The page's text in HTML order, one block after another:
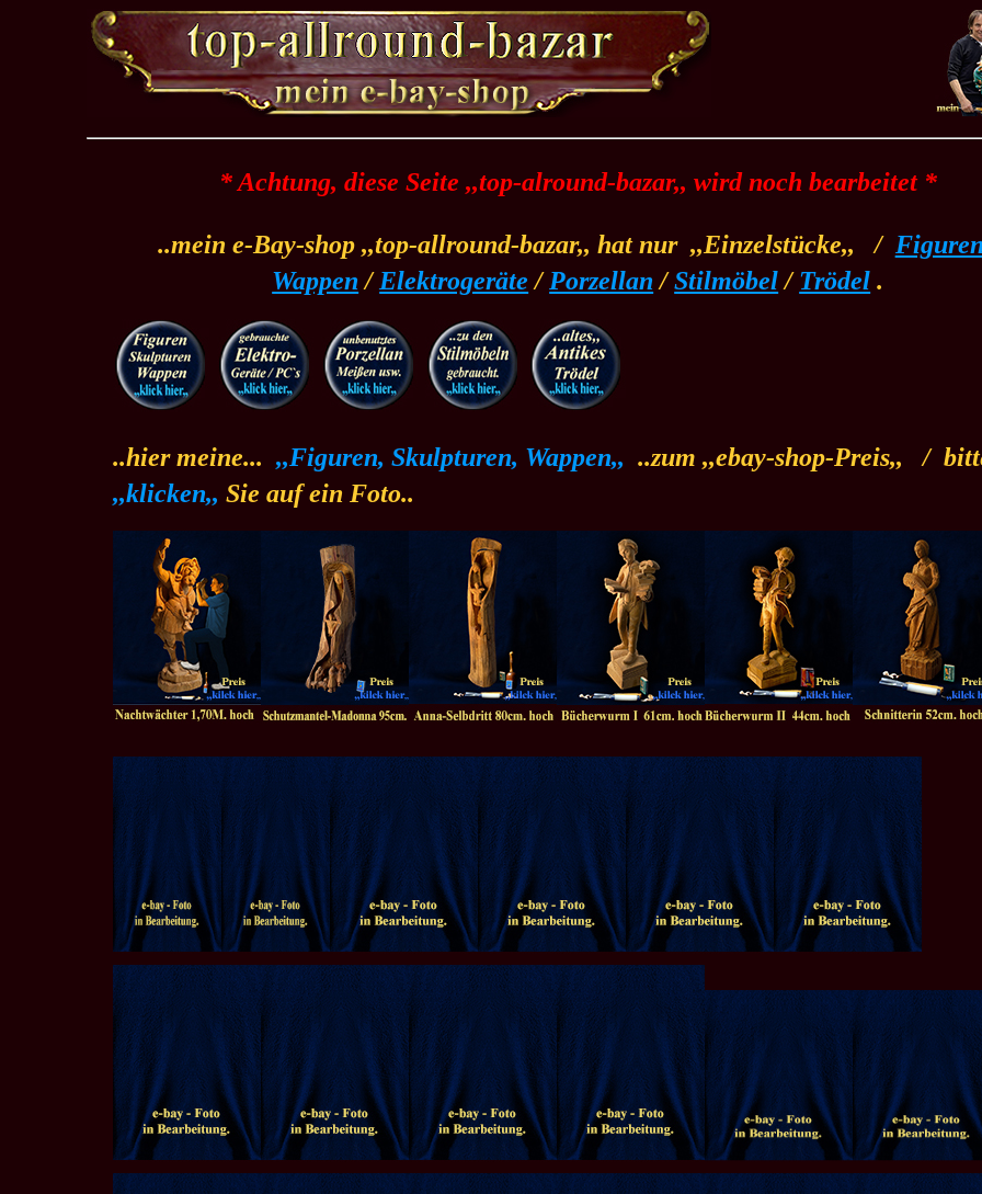
* Achtung, diese Seite ,,top-alround-bazar,, wird noch bearbeitet *
..mein e-Bay-shop ,,top-allround-bazar,, hat nur ,,Einzelstücke,, /.. Figuren
Wappen/Elektrogeräte/Porzellan/Stilmöbel/ Trödel .
..hier meine... ,,Figuren, Skulpturen, Wappen,, ..zum ,,ebay-shop-Preis,, /
,,klicken,, Sie auf ein Foto..